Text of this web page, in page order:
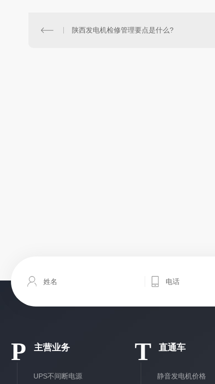
陕西发电机检修管理要点是什么?
P 主营业务
UPS不间断电源
T 直通车
静音发电机价格